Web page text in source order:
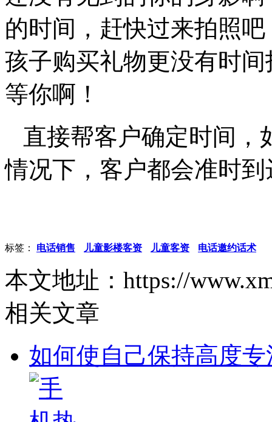
的时间，赶快过来拍照
孩子购买礼物更没有时
等你啊！
直接帮客户确定时间，
情况下，客户都会准时到
标签： 电话销售 儿童影楼客资 儿童客资 电话邀约话术
本文地址：https://
相关文章
如何使自己保持高度